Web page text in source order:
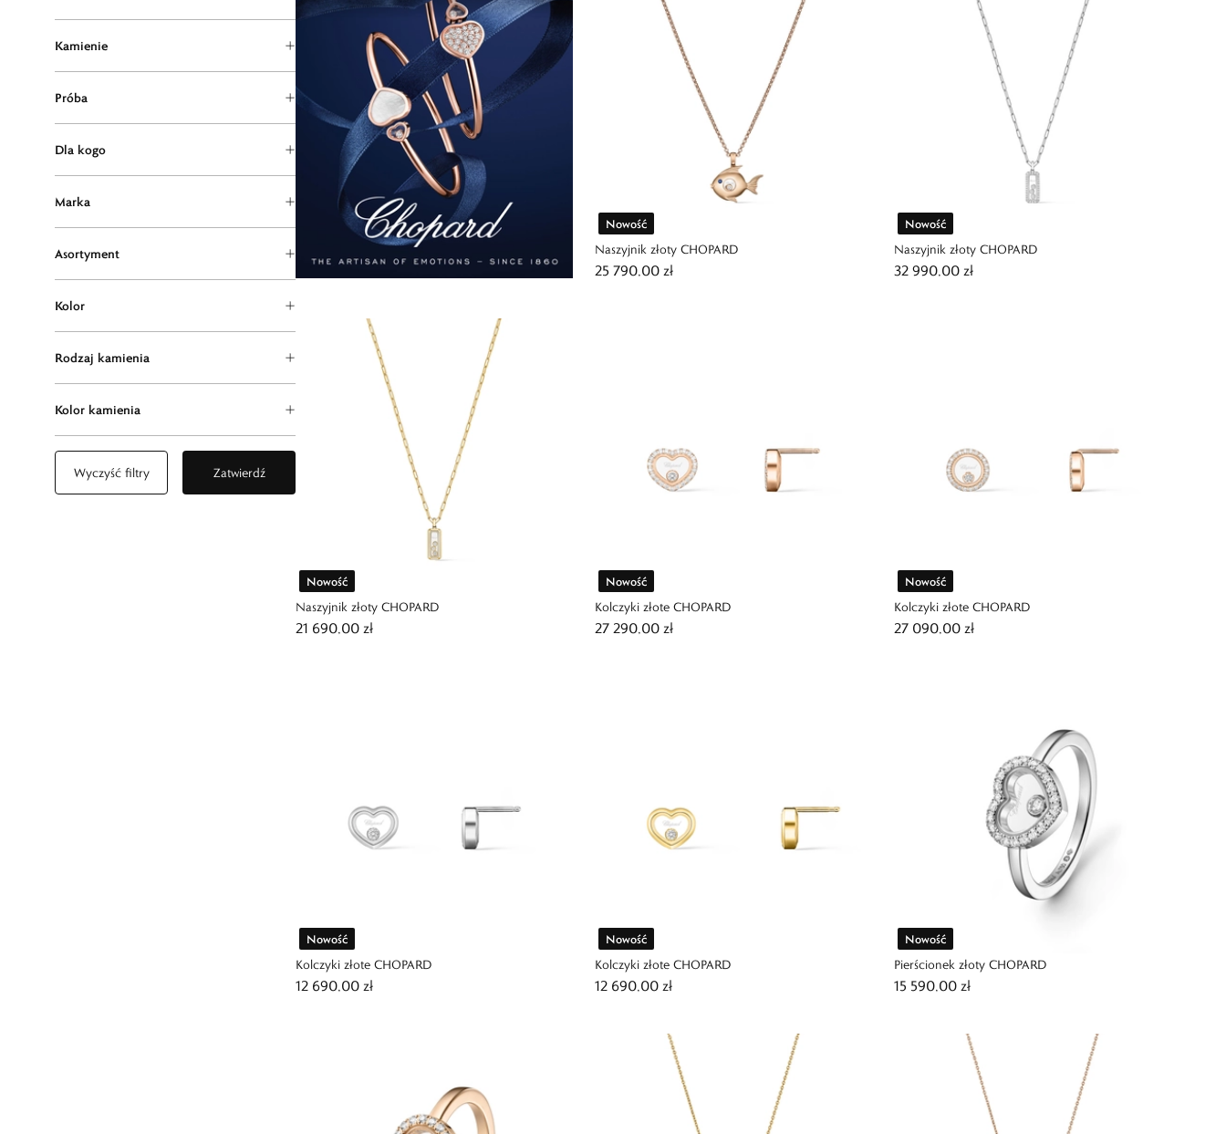
Kamienie
Próba
Dla kogo
Marka
Asortyment
Kolor
Rodzaj kamienia
Kolor kamienia
Wyczyść filtry Zatwierdź
Nowość
Naszyjnik złoty CHOPARD
25 790,00 zł
Nowość
Naszyjnik złoty CHOPARD
32 990,00 zł
Nowość
Naszyjnik złoty CHOPARD
21 690,00 zł
Nowość
Kolczyki złote CHOPARD
27 290,00 zł
Nowość
Kolczyki złote CHOPARD
27 090,00 zł
Nowość
Kolczyki złote CHOPARD
12 690,00 zł
Nowość
Kolczyki złote CHOPARD
12 690,00 zł
Nowość
Pierścionek złoty CHOPARD
15 590,00 zł